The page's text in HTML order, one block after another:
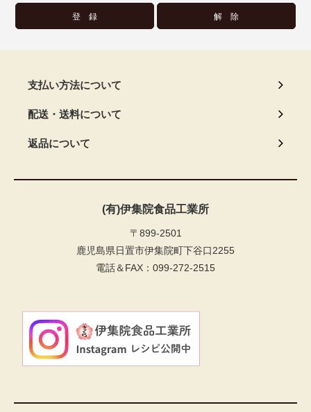
支払い方法について
配送・送料について
返品について
(有)伊集院食品工業所
〒899-2501
鹿児島県日置市伊集院町下谷口2255
電話＆FAX：099-272-2515